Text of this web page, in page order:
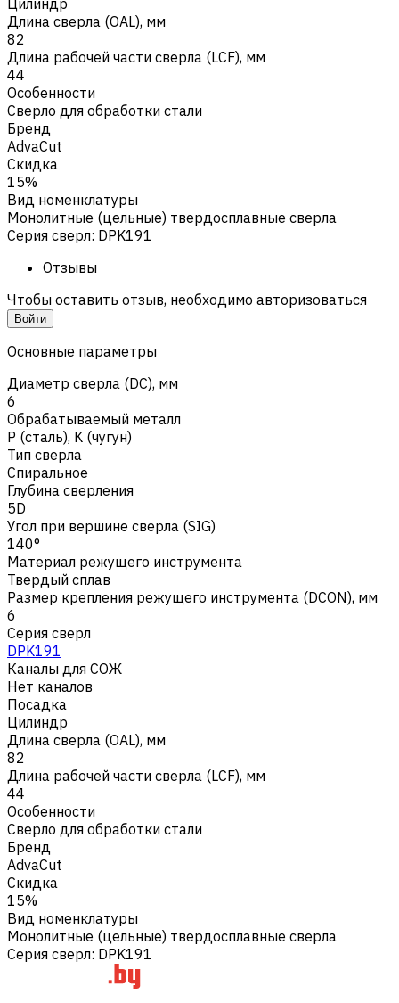
Длина сверла (OAL), мм
82
Длина рабочей части сверла (LCF), мм
44
Особенности
Сверло для обработки стали
Бренд
AdvaCut
Скидка
15%
Вид номенклатуры
Монолитные (цельные) твердосплавные сверла
Серия сверл: DPK191
Отзывы
Чтобы оставить отзыв, необходимо авторизоваться
Войти
Основные параметры
Диаметр сверла (DC), мм
6
Обрабатываемый металл
Р (сталь), K (чугун)
Тип сверла
Спиральное
Глубина сверления
5D
Угол при вершине сверла (SIG)
140°
Материал режущего инструмента
Твердый сплав
Размер крепления режущего инструмента (DCON), мм
6
Серия сверл
DPK191
Каналы для СОЖ
Нет каналов
Посадка
Цилиндр
Длина сверла (OAL), мм
82
Длина рабочей части сверла (LCF), мм
44
Особенности
Сверло для обработки стали
Бренд
AdvaCut
Скидка
15%
Вид номенклатуры
Монолитные (цельные) твердосплавные сверла
Серия сверл: DPK191